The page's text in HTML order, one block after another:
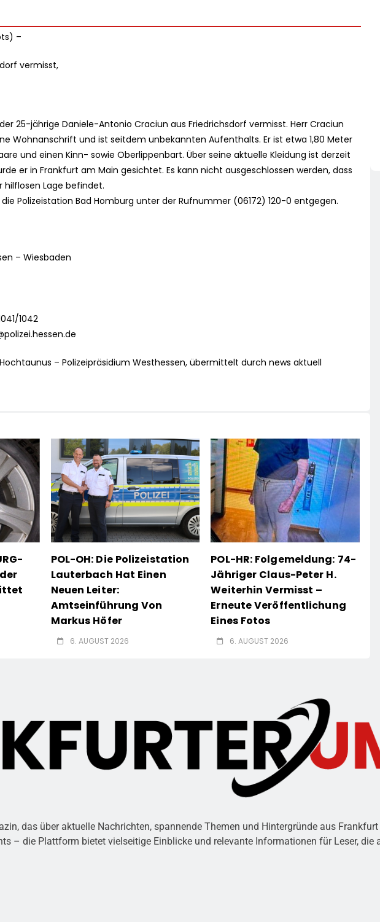
–
vermisst,
25-jährige Daniele-Antonio Craciun aus Friedrichsdorf vermisst. Herr Craciun
Wohnanschrift und ist seitdem unbekannten Aufenthalts. Er ist etwa 1,80 Meter
und einen Kinn- sowie Oberlippenbart. Über seine aktuelle Kleidung ist derzeit
er in Frankfurt am Main gesichtet. Es kann nicht ausgeschlossen werden, dass
hilflosen Lage befindet.
Polizeistation Bad Homburg unter der Rufnummer (06172) 120-0 entgegen.
– Wiesbaden
1042
– Polizeipräsidium Westhessen, übermittelt durch news aktuell
POL-OH: Die Polizeistation
Lauterbach Hat Einen
Neuen Leiter:
Amtseinführung Von
Markus Höfer
6. AUGUST 2026
POL-HR: Folgemeldung: 74-
Jähriger Claus-Peter H.
Weiterhin Vermisst –
Erneute Veröffentlichung
Eines Fotos
6. AUGUST 2026
das über aktuelle Nachrichten, spannende Themen und Hintergründe aus
– die Plattform bietet vielseitige Einblicke und relevante Informationen für Leser, die